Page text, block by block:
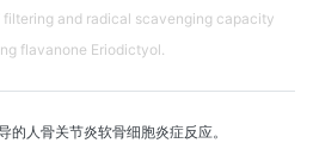
filtering and radical scavenging capacity
flavanone Eriodictyol.
的人骨关节炎软骨细胞炎症反应。